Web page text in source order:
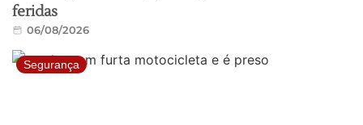
feridas
06/08/2026
Segurança